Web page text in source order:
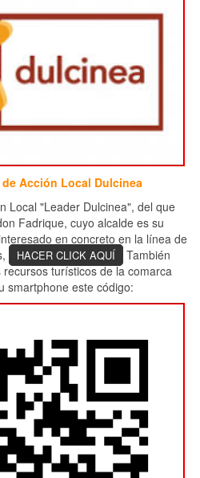
Acción Local Dulcinea
Local "Leader Dulcinea", del que
Fadrique, cuyo alcalde es su
en concreto en la línea de
HACER CLICK AQUÍ
También
turísticos de la comarca
smartphone este código: